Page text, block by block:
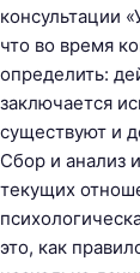
консультации
что во время
определить:
заключается
существуют и
Сбор и анализ
текущих
это, как